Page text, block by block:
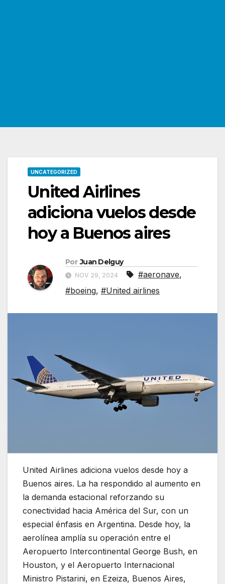
UNCATEGORIZED
United Airlines
adiciona vuelos desde
hoy a Buenos aires
Por Juan Delguy
NOV 29, 2024 #aeronave,
#boeing, #United airlines
United Airlines adiciona vuelos desde hoy a
Buenos aires. La ha respondido al aumento en
la demanda estacional reforzando su
conectividad hacia América del Sur, con un
especial énfasis en Argentina. Desde hoy, la
aerolínea amplía su operación entre el
Aeropuerto Intercontinental George Bush, en
Houston, y el Aeropuerto Internacional
Ministro Pistarini, en Ezeiza, Buenos Aires,